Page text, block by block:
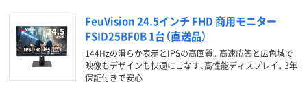
FeuVision 24.5インチ FHD 商用モニター
FSID25BF0B 1台（直送品）
144Hzの滑らか表示とIPSの高画質。高速応答と広色域で
映像もデザインも快適にこなす、高性能ディスプレイ。3年
保証付きで安心